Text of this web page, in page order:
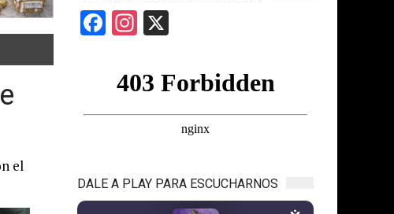
el
Facebook
Instagram
DALE A PLAY PARA ESCUCHARNOS